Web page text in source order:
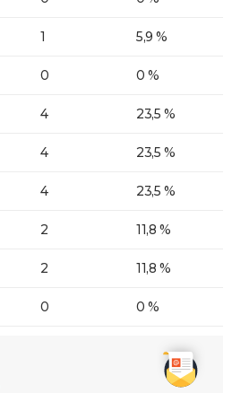
1 5,9 %
0 0 %
4 23,5 %
4 23,5 %
4 23,5 %
2 11,8 %
2 11,8 %
0 0 %